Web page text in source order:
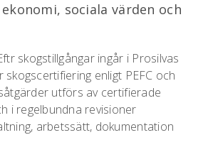
sociala värden och
skogstillgångar ingår i Prosilvas
enligt PEFC och
utförs av certifierade
i regelbundna revisioner
arbetssätt, dokumentation